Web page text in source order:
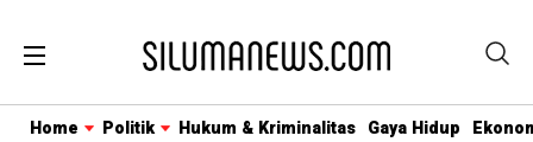
Home Politik Hukum & Kriminalitas Gaya Hidup